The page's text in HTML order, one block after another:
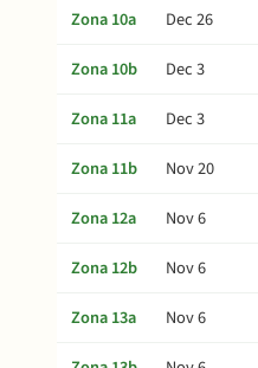
Zona 10a
Dec 26
Zona 10b
Dec 3
Zona 11a
Dec 3
Zona 11b
Nov 20
Zona 12a
Nov 6
Zona 12b
Nov 6
Zona 13a
Nov 6